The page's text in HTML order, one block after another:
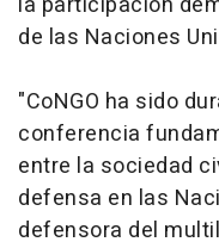
de las Naciones
"CoNGO ha sido
conferencia
entre la sociedad
defensa en las
defensora del